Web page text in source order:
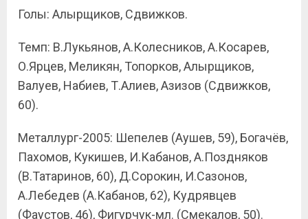
Голы: Алырщиков, Сдвижков.
Темп: В.Лукьянов, А.Колесников, А.Косарев,
О.Ярцев, Меликян, Топорков, Алырщиков,
Валуев, Набиев, Т.Алиев, Азизов (Сдвижков,
60).
Металлург-2005: Шепелев (Аушев, 59), Богачёв,
Пахомов, Кукишев, И.Кабанов, А.Поздняков
(В.Татаринов, 60), Д.Сорокин, И.Сазонов,
А.Лебедев (А.Кабанов, 62), Кудрявцев
(Фаустов, 46), Фигурчук-мл. (Смекалов, 50).